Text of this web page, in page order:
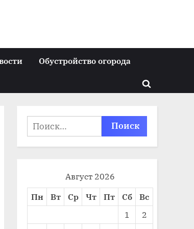
Обустройство огорода
Toggle
form
Найти:
Август 2026
Пн
Вт Ср Чт Пт Сб
Вс
1
2